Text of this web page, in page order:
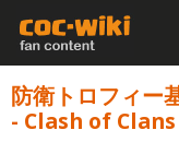
防衛トロフィー
- Clash of Clans